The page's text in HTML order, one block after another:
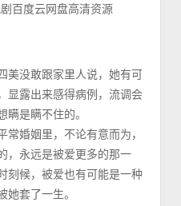
百度云网盘高清资源
美没敢跟家里人说，她有可
显露出来感得病例，流调会
是瞒不住的。
婚姻里，不论有意而为，
，永远是被爱更多的那一
刻候，被爱也有可能是一种
套了一生。